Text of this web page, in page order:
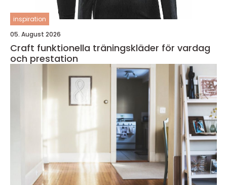
inspiration
05. August 2026
Craft funktionella träningskläder för vardag
och prestation